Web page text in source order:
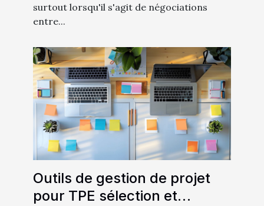
surtout lorsqu'il s'agit de négociations
entre...
Outils de gestion de projet
pour TPE sélection et